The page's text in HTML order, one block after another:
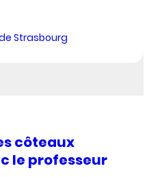
Strasbourg
côteaux
le professeur